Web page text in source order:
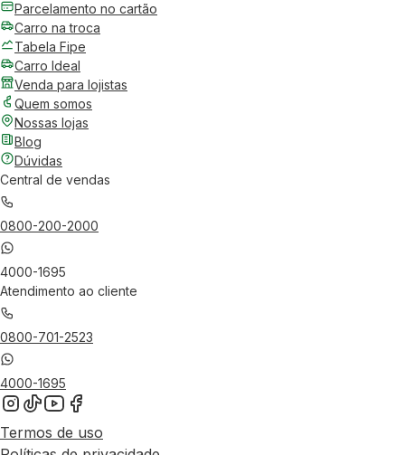
Parcelamento no cartão
Carro na troca
Tabela Fipe
Carro Ideal
Venda para lojistas
Quem somos
Nossas lojas
Blog
Dúvidas
Central de vendas
0800-200-2000
4000-1695
Atendimento ao cliente
0800-701-2523
4000-1695
Termos de uso